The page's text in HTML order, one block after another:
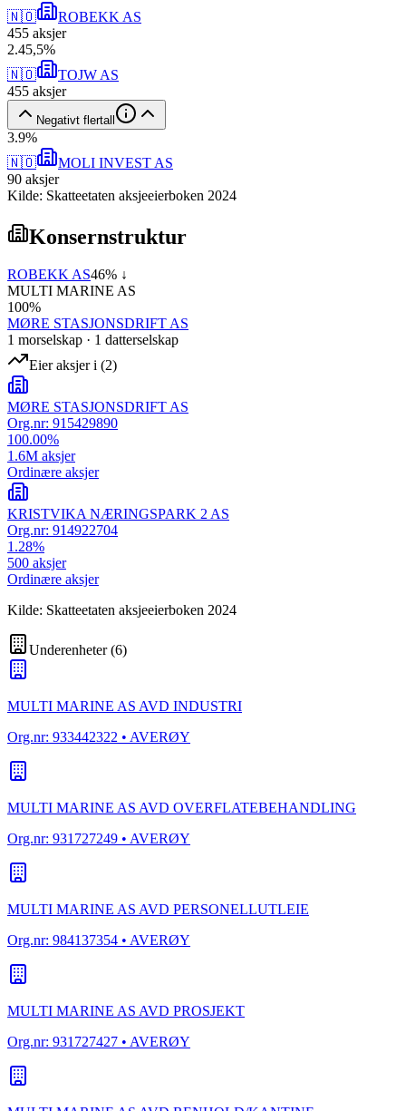
🇳🇴
ROBEKK AS
455 aksjer
2.45,5%
🇳🇴
TOJW AS
455 aksjer
Negativt flertall
3.9%
🇳🇴
MOLI INVEST AS
90 aksjer
Kilde: Skatteetaten aksjeeierboken 2024
Konsernstruktur
ROBEKK AS46% ↓
MULTI MARINE AS
100%
MØRE STASJONSDRIFT AS
1 morselskap · 1 datterselskap
Eier aksjer i (2)
MØRE STASJONSDRIFT AS
Org.nr: 915429890
100.00%
1.6M aksjer
Ordinære aksjer
KRISTVIKA NÆRINGSPARK 2 AS
Org.nr: 914922704
1.28%
500 aksjer
Ordinære aksjer
Kilde: Skatteetaten aksjeeierboken 2024
Underenheter(6)
MULTI MARINE AS AVD INDUSTRI
Org.nr: 933442322 • AVERØY
MULTI MARINE AS AVD OVERFLATEBEHANDLING
Org.nr: 931727249 • AVERØY
MULTI MARINE AS AVD PERSONELLUTLEIE
Org.nr: 984137354 • AVERØY
MULTI MARINE AS AVD PROSJEKT
Org.nr: 931727427 • AVERØY